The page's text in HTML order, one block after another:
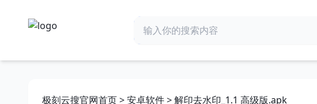
极刻云搜官网首页>安卓软件> 解印去水印_1.1 高级版.apk